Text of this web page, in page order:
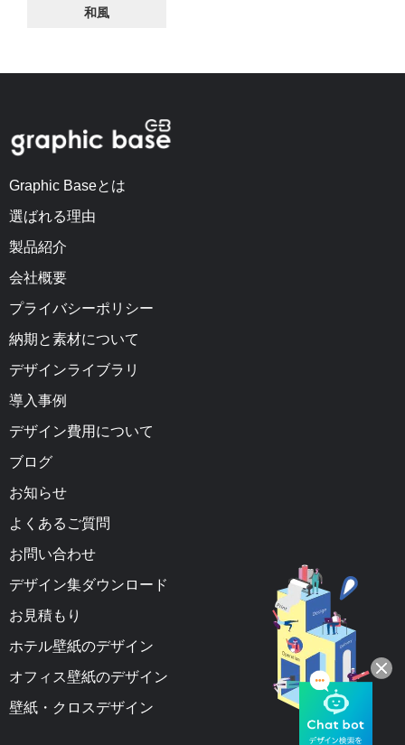
和風
Graphic Baseとは
選ばれる理由
製品紹介
会社概要
プライバシーポリシー
納期と素材について
デザインライブラリ
導入事例
デザイン費用について
ブログ
お知らせ
よくあるご質問
お問い合わせ
デザイン集ダウンロード
お見積もり
ホテル壁紙のデザイン
オフィス壁紙のデザイン
壁紙・クロスデザイン